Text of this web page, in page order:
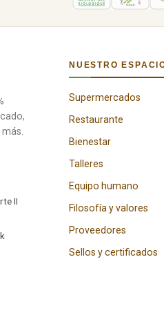
II
NUESTRO
Supermercados
Restaurante
Bienestar
Talleres
Equipo humano
Filosofía y valores
Proveedores
Sellos y certificados